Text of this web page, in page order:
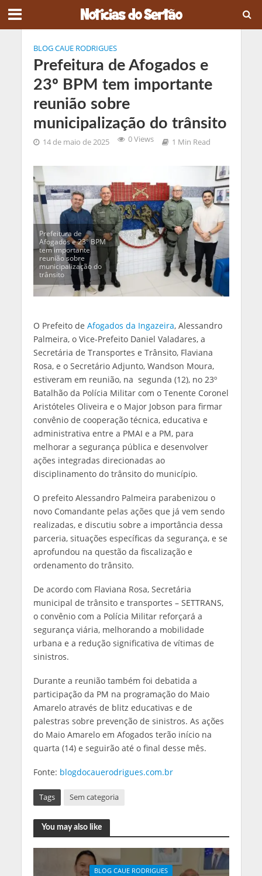
BLOG CAUE RODRIGUES
Prefeitura de Afogados e
23º BPM tem importante
reunião sobre
municipalização do trânsito
14 de maio de 2025 0 Views 1 Min Read
Prefeitura de
Afogados e 23º BPM
tem importante
reunião sobre
municipalização do
trânsito
O Prefeito de Afogados da Ingazeira, Alessandro
Palmeira, o Vice-Prefeito Daniel Valadares, a
Secretária de Transportes e Trânsito, Flaviana
Rosa, e o Secretário Adjunto, Wandson Moura,
estiveram em reunião, na segunda (12), no 23º
Batalhão da Polícia Militar com o Tenente Coronel
Aristóteles Oliveira e o Major Jobson para firmar
convênio de cooperação técnica, educativa e
administrativa entre a PMAI e a PM, para
melhorar a segurança pública e desenvolver
ações integradas direcionadas ao
disciplinamento do trânsito do município.
O prefeito Alessandro Palmeira parabenizou o
novo Comandante pelas ações que já vem sendo
realizadas, e discutiu sobre a importância dessa
parceria, situações específicas da segurança, e se
aprofundou na questão da fiscalização e
ordenamento do trânsito.
De acordo com Flaviana Rosa, Secretária
municipal de trânsito e transportes – SETTRANS,
o convênio com a Polícia Militar reforçará a
segurança viária, melhorando a mobilidade
urbana e a redução significativa de vítimas de
sinistros.
Durante a reunião também foi debatida a
participação da PM na programação do Maio
Amarelo através de blitz educativas e de
palestras sobre prevenção de sinistros. As ações
do Maio Amarelo em Afogados terão início na
quarta (14) e seguirão até o final desse mês.
Fonte: blogdocauerodrigues.com.br
Tags Sem categoria
You may also like
BLOG CAUE RODRIGUES